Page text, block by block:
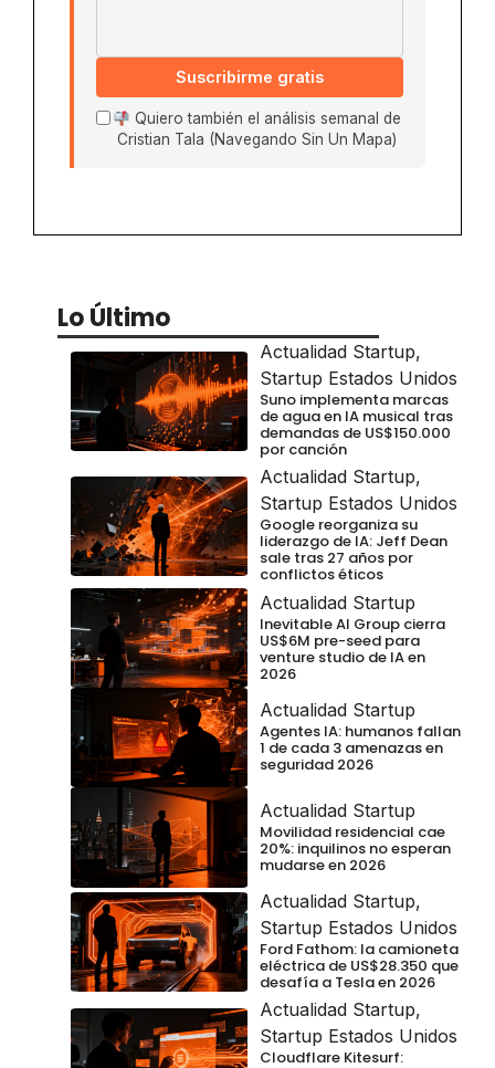
Suscribirme gratis
Quiero también el análisis semanal de
Cristian Tala (Navegando Sin Un Mapa)
Lo Último
Actualidad Startup,
Startup Estados Unidos
Suno implementa marcas
de agua en IA musical tras
demandas de US$150.000
por canción
Actualidad Startup,
Startup Estados Unidos
Google reorganiza su
liderazgo de IA: Jeff Dean
sale tras 27 años por
conflictos éticos
Actualidad Startup
Inevitable AI Group cierra
US$6M pre-seed para
venture studio de IA en
2026
Actualidad Startup
Agentes IA: humanos fallan
1 de cada 3 amenazas en
seguridad 2026
Actualidad Startup
Movilidad residencial cae
20%: inquilinos no esperan
mudarse en 2026
Actualidad Startup,
Startup Estados Unidos
Ford Fathom: la camioneta
eléctrica de US$28.350 que
desafía a Tesla en 2026
Actualidad Startup,
Startup Estados Unidos
Cloudflare Kitesurf: